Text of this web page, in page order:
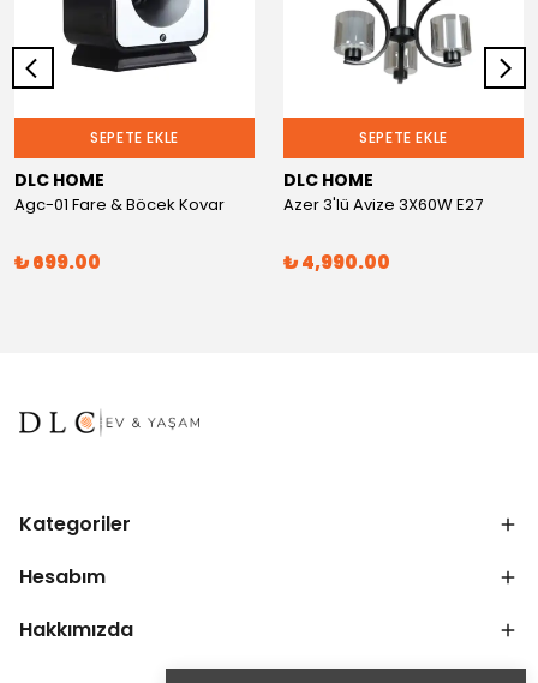
SEPETE EKLE
DLC HOME
Agc-01 Fare & Böcek Kovar
₺ 699.00
SEPETE EKLE
DLC HOME
Azer 3'lü Avize 3X60W E27
₺ 4,990.00
Kategoriler
Hesabım
Hakkımızda